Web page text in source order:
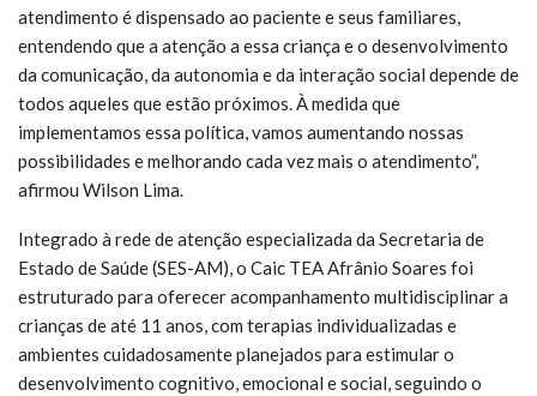
atendimento é dispensado ao paciente e seus familiares,
entendendo que a atenção a essa criança e o desenvolvimento
da comunicação, da autonomia e da interação social depende de
todos aqueles que estão próximos. À medida que
implementamos essa política, vamos aumentando nossas
possibilidades e melhorando cada vez mais o atendimento”,
afirmou Wilson Lima.
Integrado à rede de atenção especializada da Secretaria de
Estado de Saúde (SES-AM), o Caic TEA Afrânio Soares foi
estruturado para oferecer acompanhamento multidisciplinar a
crianças de até 11 anos, com terapias individualizadas e
ambientes cuidadosamente planejados para estimular o
desenvolvimento cognitivo, emocional e social, seguindo o